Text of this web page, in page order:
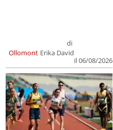
Ollomont
di
Erika David
il 06/08/2026